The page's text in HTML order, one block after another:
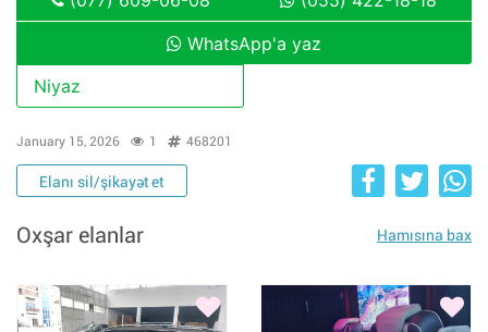
WhatsApp'a yaz
Niyaz
January 15, 2026 1 468201
Elanı sil/şikayət et
Oxşar elanlar Hamısına bax